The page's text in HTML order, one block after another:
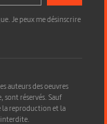
Je peux me désinscrire
auteurs des oeuvres
réservés. Sauf
reproduction et la